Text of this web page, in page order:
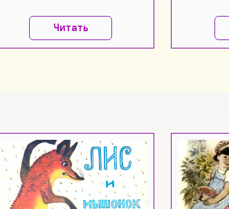
Читать